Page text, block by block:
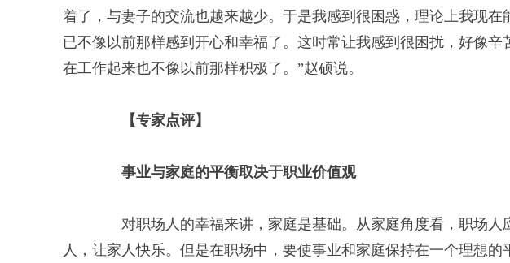
着了，与妻子的交流也越来越少。于是我感到很困惑，理论上我现
已不像以前那样感到开心和幸福了。这时常让我感到很困扰，好像
在工作起来也不像以前那样积极了。”赵硕说。
【专家点评】
事业与家庭的平衡取决于职业价值观
对职场人的幸福来讲，家庭是基础。从家庭角度看，职场人
人，让家人快乐。但是在职场中，要使事业和家庭保持在一个理想